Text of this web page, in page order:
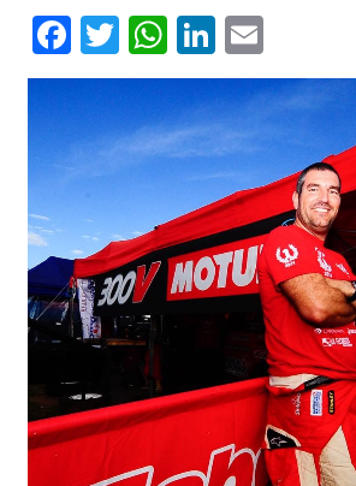
Facebook
Twitter
WhatsApp
LinkedIn
Email